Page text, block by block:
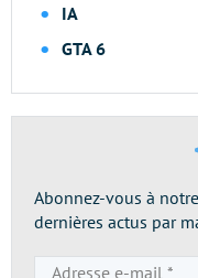
IA
GTA 6
Abonnez-vous à
dernières actus par